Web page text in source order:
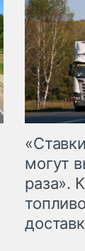
могут
раза».